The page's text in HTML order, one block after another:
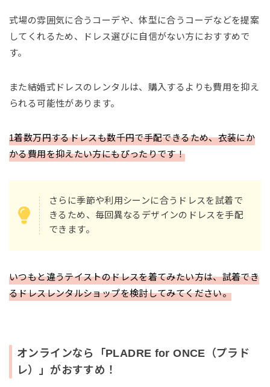
式場の雰囲気に合うコーデや、体型に合うコーデなどを提案
してくれるため、ドレス選びに自信がない方におすすめで
す。
また結婚式ドレスのレンタルは、購入するよりも費用を抑え
られる可能性があります。
1着数万円するドレスも数千円で手配できるため、衣装にか
かる費用を抑えたい方にもぴったりです！
さらに季節や利用シーンに合うドレスを試着で
きるため、毎回異なるデザインのドレスを手配
できます。
いつもと違うテイストのドレスを着てみたい方は、試着でき
るドレスレンタルショップを検討してみてください。
オンラインなら「PLADRE for ONCE（プラド
レ）」がおすすめ！